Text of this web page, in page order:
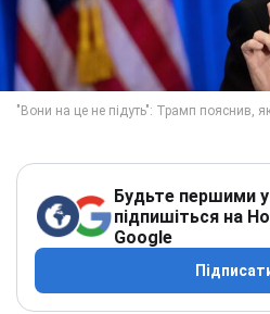
Будьте першими
підпишіться на
Google